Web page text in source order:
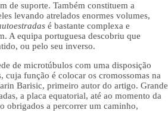
de suporte. Também constituem a
levando atrelados enormes volumes,
é bastante complexa e
A equipa portuguesa descobriu que
ou pelo seu inverso.
de microtúbulos com uma disposição
cuja função é colocar os cromossomas na
Barisic, primeiro autor do artigo. Grande
a placa equatorial, até ao momento da
obrigados a percorrer um caminho,